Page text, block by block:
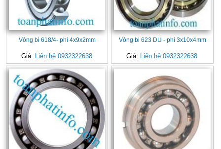
Vòng bi 618/4- phi 4x9x2mm
Giá: Liên hệ 0932322638
Vòng bi 623 DU - phi 3x10x4mm
Giá: Liên hệ 0932322638